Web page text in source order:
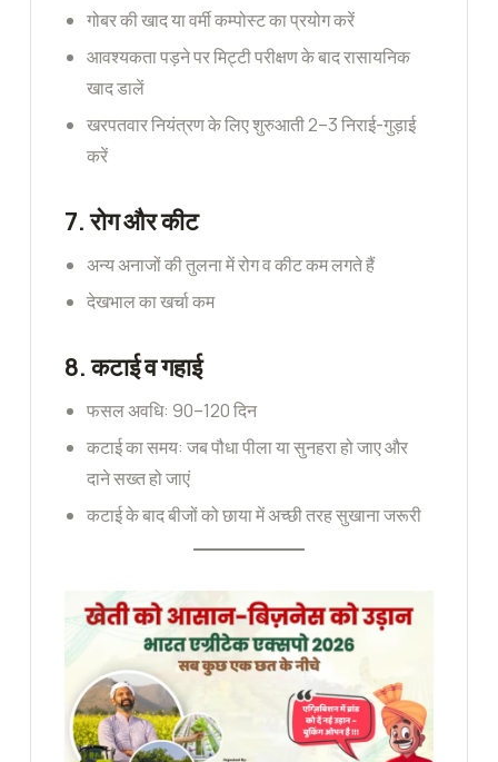
गोबर की खाद या वर्मी कम्पोस्ट का प्रयोग करें
आवश्यकता पड़ने पर मिट्टी परीक्षण के बाद रासायनिक
खाद डालें
खरपतवार नियंत्रण के लिए शुरुआती 2–3 निराई-गुड़ाई
करें
7.रोग और कीट
अन्य अनाजों की तुलना में रोग व कीट कम लगते हैं
देखभाल का खर्चा कम
8.कटाई व गहाई
फसल अवधि: 90–120 दिन
कटाई का समय: जब पौधा पीला या सुनहरा हो जाए और
दाने सख्त हो जाएं
कटाई के बाद बीजों को छाया में अच्छी तरह सुखाना जरूरी